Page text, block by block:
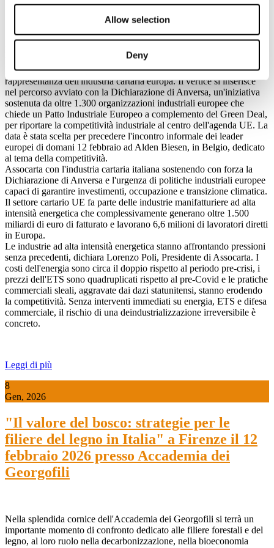
Allow selection
Deny
11 febbraio 2026 – Si è tenuto oggi il vertice di Anversa, con la
von der Leyen, capi di Stato, commissari europei e anche il
Presidente di Cepi Marco Eikelenboom, CEO di Sappi Europe in
rappresentanza dell'industria cartaria europa. Il vertice si inserisce
nel percorso avviato con la Dichiarazione di Anversa, un'iniziativa
sostenuta da oltre 1.300 organizzazioni industriali europee che
chiede un Patto Industriale Europeo a complemento del Green Deal,
per riportare la competitività industriale al centro dell'agenda UE. La
data è stata scelta per precedere l'incontro informale dei leader
europei di domani 12 febbraio ad Alden Biesen, in Belgio, dedicato
al tema della competitività.
Assocarta con l'industria cartaria italiana sostenendo con forza la
Dichiarazione di Anversa e l'urgenza di politiche industriali europee
capaci di garantire investimenti, occupazione e transizione climatica.
Il settore cartario UE fa parte delle industrie manifatturiere ad alta
intensità energetica che complessivamente generano oltre 1.500
miliardi di euro di fatturato e lavorano 6,6 milioni di lavoratori diretti
in Europa.
Le industrie ad alta intensità energetica stanno affrontando pressioni
senza precedenti, dichiara Lorenzo Poli, Presidente di Assocarta. I
costi dell'energia sono circa il doppio rispetto al periodo pre-crisi, i
prezzi dell'ETS sono quadruplicati rispetto al pre-Covid e le pratiche
commerciali sleali, aggravate dai dazi statunitensi, stanno erodendo
la competitività. Senza interventi immediati su energia, ETS e difesa
commerciale, il rischio di una deindustrializzazione irreversibile è
concreto.
Leggi di più
8
Gen, 2026
"Il valore del bosco: strategie per le
filiere del legno in Italia" a Firenze il 12
febbraio 2026 presso Accademia dei
Georgofili
Nella splendida cornice dell'Accademia dei Georgofili si terrà un
importante momento di confronto dedicato alle filiere forestali e del
legno, al loro ruolo nella decarbonizzazione, nella bioeconomia